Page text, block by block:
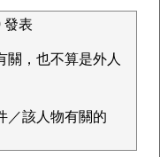
發表
關，也不算是外人
／該人物有關的